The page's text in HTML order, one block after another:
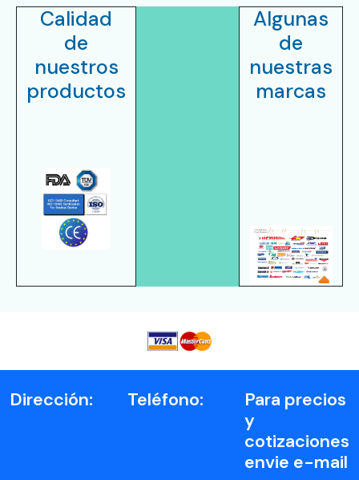
Calidad
de
nuestros
productos
Algunas
de
nuestras
marcas
Dirección: Teléfono:
Para precios
y
cotizaciones
envie e-mail